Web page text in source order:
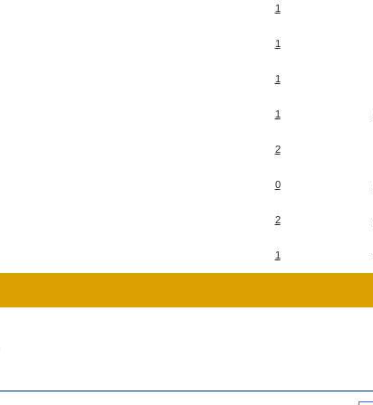
1
1
1
1
2
0
2
1